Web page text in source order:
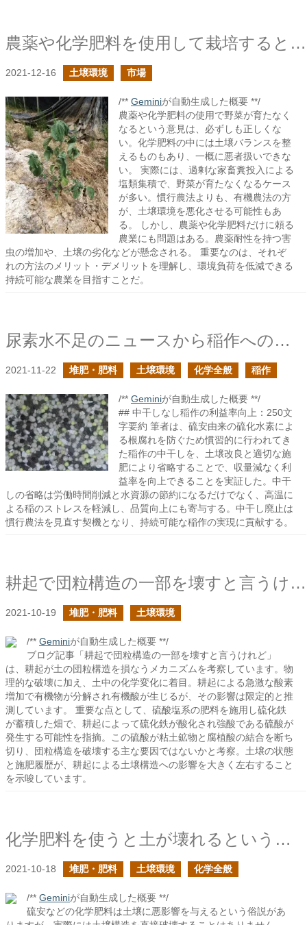
農薬や化学肥料を使用して栽培すると野菜が育たない環境になるという意見に対して
2021-12-16 土壌環境 市場
/** Geminiが自動生成した概要 **/
農薬や化学肥料の使用で野菜が育たなく
なるという意見は、必ずしも正しくな
い。化学肥料の中には土壌バランスを整
えるものもあり、一概に悪者扱いできな
い。 実際には、過剰な家畜糞投入による
塩類集積で、野菜が育たなくなるケース
が多い。慣行農法よりも、有機農法の方
が、土壌環境を悪化させる可能性もあ
る。 しかし、農薬や化学肥料だけに頼る
農業にも問題はある。農薬耐性を持つ害
虫の増加や、土壌の劣化などが懸念される。 重要なのは、それぞ
れの方法のメリット・デメリットを理解し、環境負荷を低減できる
持続可能な農業を目指すことだ。
尿素水不足のニュースから稲作への影響を考える
2021-11-22 堆肥・肥料 土壌環境 化学全般 稲作
/** Geminiが自動生成した概要 **/
## 中干しなし稲作の利益率向上：250文
字要約 筆者は、硫安由来の硫化水素によ
る根腐れを防ぐため慣習的に行われてき
た稲作の中干しを、土壌改良と適切な施
肥により省略することで、収量減なく利
益率を向上できることを実証した。中干
しの省略は労働時間削減と水資源の節約になるだけでなく、高温に
よる稲のストレスを軽減し、品質向上にも寄与する。中干し廃止は
慣行農法を見直す契機となり、持続可能な稲作の実現に貢献する。
耕起で団粒構造の一部を壊すと言うけれど
2021-10-19 堆肥・肥料 土壌環境
/** Geminiが自動生成した概要 **/
ブログ記事「耕起で団粒構造の一部を壊すと言うけれど」
は、耕起が土の団粒構造を損なうメカニズムを考察しています。物
理的な破壊に加え、土中の化学変化に着目。耕起による急激な酸素
増加で有機物が分解され有機酸が生じるが、その影響は限定的と推
測しています。 重要な点として、硫酸塩系の肥料を施用し硫化鉄
が蓄積した畑で、耕起によって硫化鉄が酸化され強酸である硫酸が
発生する可能性を指摘。この硫酸が粘土鉱物と腐植酸の結合を断ち
切り、団粒構造を破壊する主な要因ではないかと考察。土壌の状態
と施肥履歴が、耕起による土壌構造への影響を大きく左右すること
を示唆しています。
化学肥料を使うと土が壊れるということはどういうことかを考える
2021-10-18 堆肥・肥料 土壌環境 化学全般
/** Geminiが自動生成した概要 **/
硫安などの化学肥料は土壌に悪影響を与えるという俗説があ